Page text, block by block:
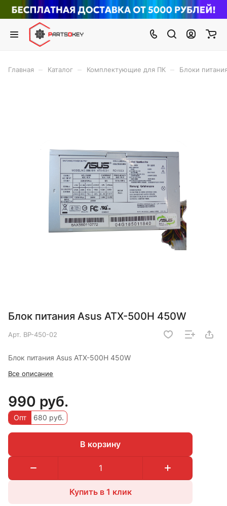
Главная Каталог Комплектующие для ПК Блоки
Блок питания Asus ATX-500H 450W
Арт. BP-450-02
Блок питания Asus ATX-500H 450W
Все описание
990 руб.
Опт 680 руб.
В корзину
Купить в 1 клик